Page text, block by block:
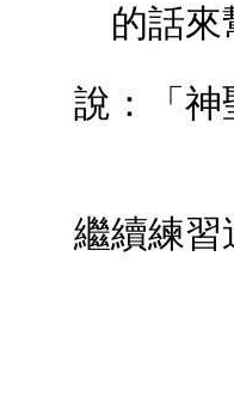
的話來
說：「神
繼續練習